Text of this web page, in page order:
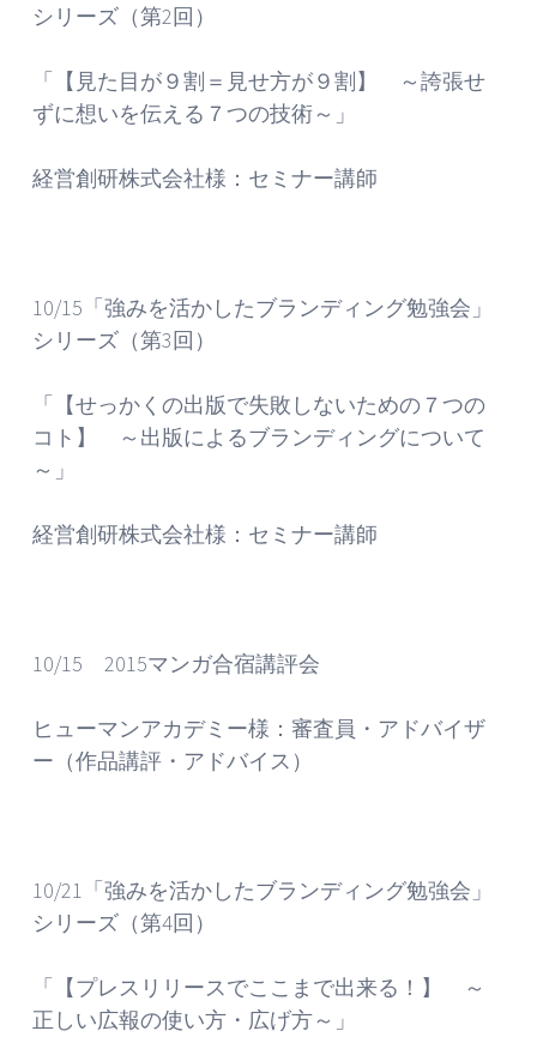
シリーズ（第2回）
「【見た目が９割＝見せ方が９割】 ～誇張せ
ずに想いを伝える７つの技術～」
経営創研株式会社様：セミナー講師
10/15「強みを活かしたブランディング勉強会」
シリーズ（第3回）
「【せっかくの出版で失敗しないための７つの
コト】 ～出版によるブランディングについて
～」
経営創研株式会社様：セミナー講師
10/15 2015マンガ合宿講評会
ヒューマンアカデミー様：審査員・アドバイザ
ー（作品講評・アドバイス）
10/21「強みを活かしたブランディング勉強会」
シリーズ（第4回）
「【プレスリリースでここまで出来る！】 ～
正しい広報の使い方・広げ方～」